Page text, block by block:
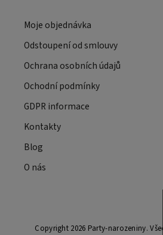
Moje objednávka
Odstoupení od smlouvy
Ochrana osobních údajů
Ochodní podmínky
GDPR informace
Kontakty
Blog
O nás
Copyright 2026 Party-narozeniny.